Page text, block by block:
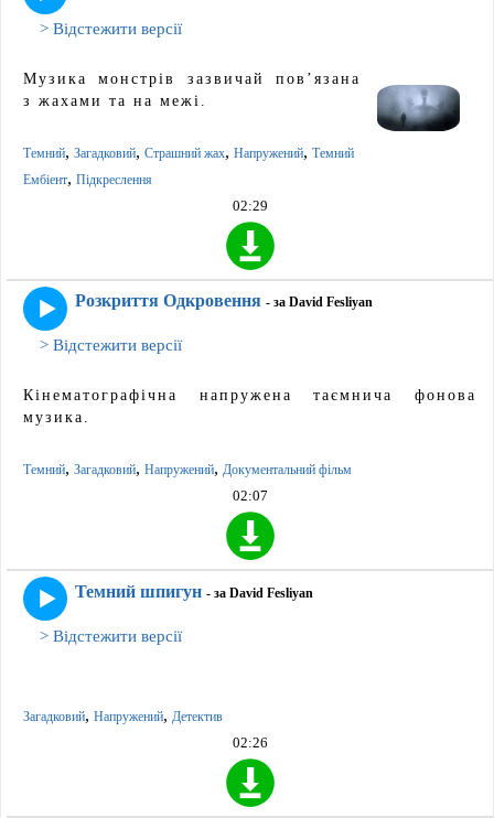
> Відстежити версії
Музика монстрів зазвичай пов’язана
з жахами та на межі.
Темний, Загадковий, Страшний жах, Напружений, Темний
Ембіент, Підкреслення
02:29
Розкриття Одкровення - за David Fesliyan
> Відстежити версії
Кінематографічна напружена таємнича фонова
музика.
Темний, Загадковий, Напружений, Документальний фільм
02:07
Темний шпигун - за David Fesliyan
> Відстежити версії
Загадковий, Напружений, Детектив
02:26